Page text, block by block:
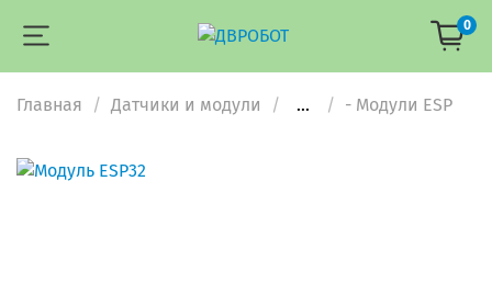
0
Главная Датчики и модули ... - Модули ESP